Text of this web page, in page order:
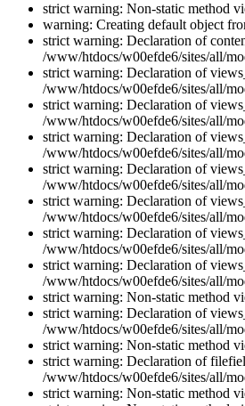
strict warning: Non-static method
warning: Creating default object
strict warning: Declaration of
/www/htdocs/w00efde6/sites/all/
strict warning: Declaration of
/www/htdocs/w00efde6/sites/all/
strict warning: Declaration of
/www/htdocs/w00efde6/sites/all/
strict warning: Declaration of
/www/htdocs/w00efde6/sites/all/
strict warning: Declaration of
/www/htdocs/w00efde6/sites/all/
strict warning: Declaration of
/www/htdocs/w00efde6/sites/all/
strict warning: Declaration of
/www/htdocs/w00efde6/sites/all/
strict warning: Declaration of
/www/htdocs/w00efde6/sites/all/
strict warning: Non-static method
strict warning: Declaration of
/www/htdocs/w00efde6/sites/all/
strict warning: Non-static method
strict warning: Declaration of
/www/htdocs/w00efde6/sites/all/
strict warning: Non-static method